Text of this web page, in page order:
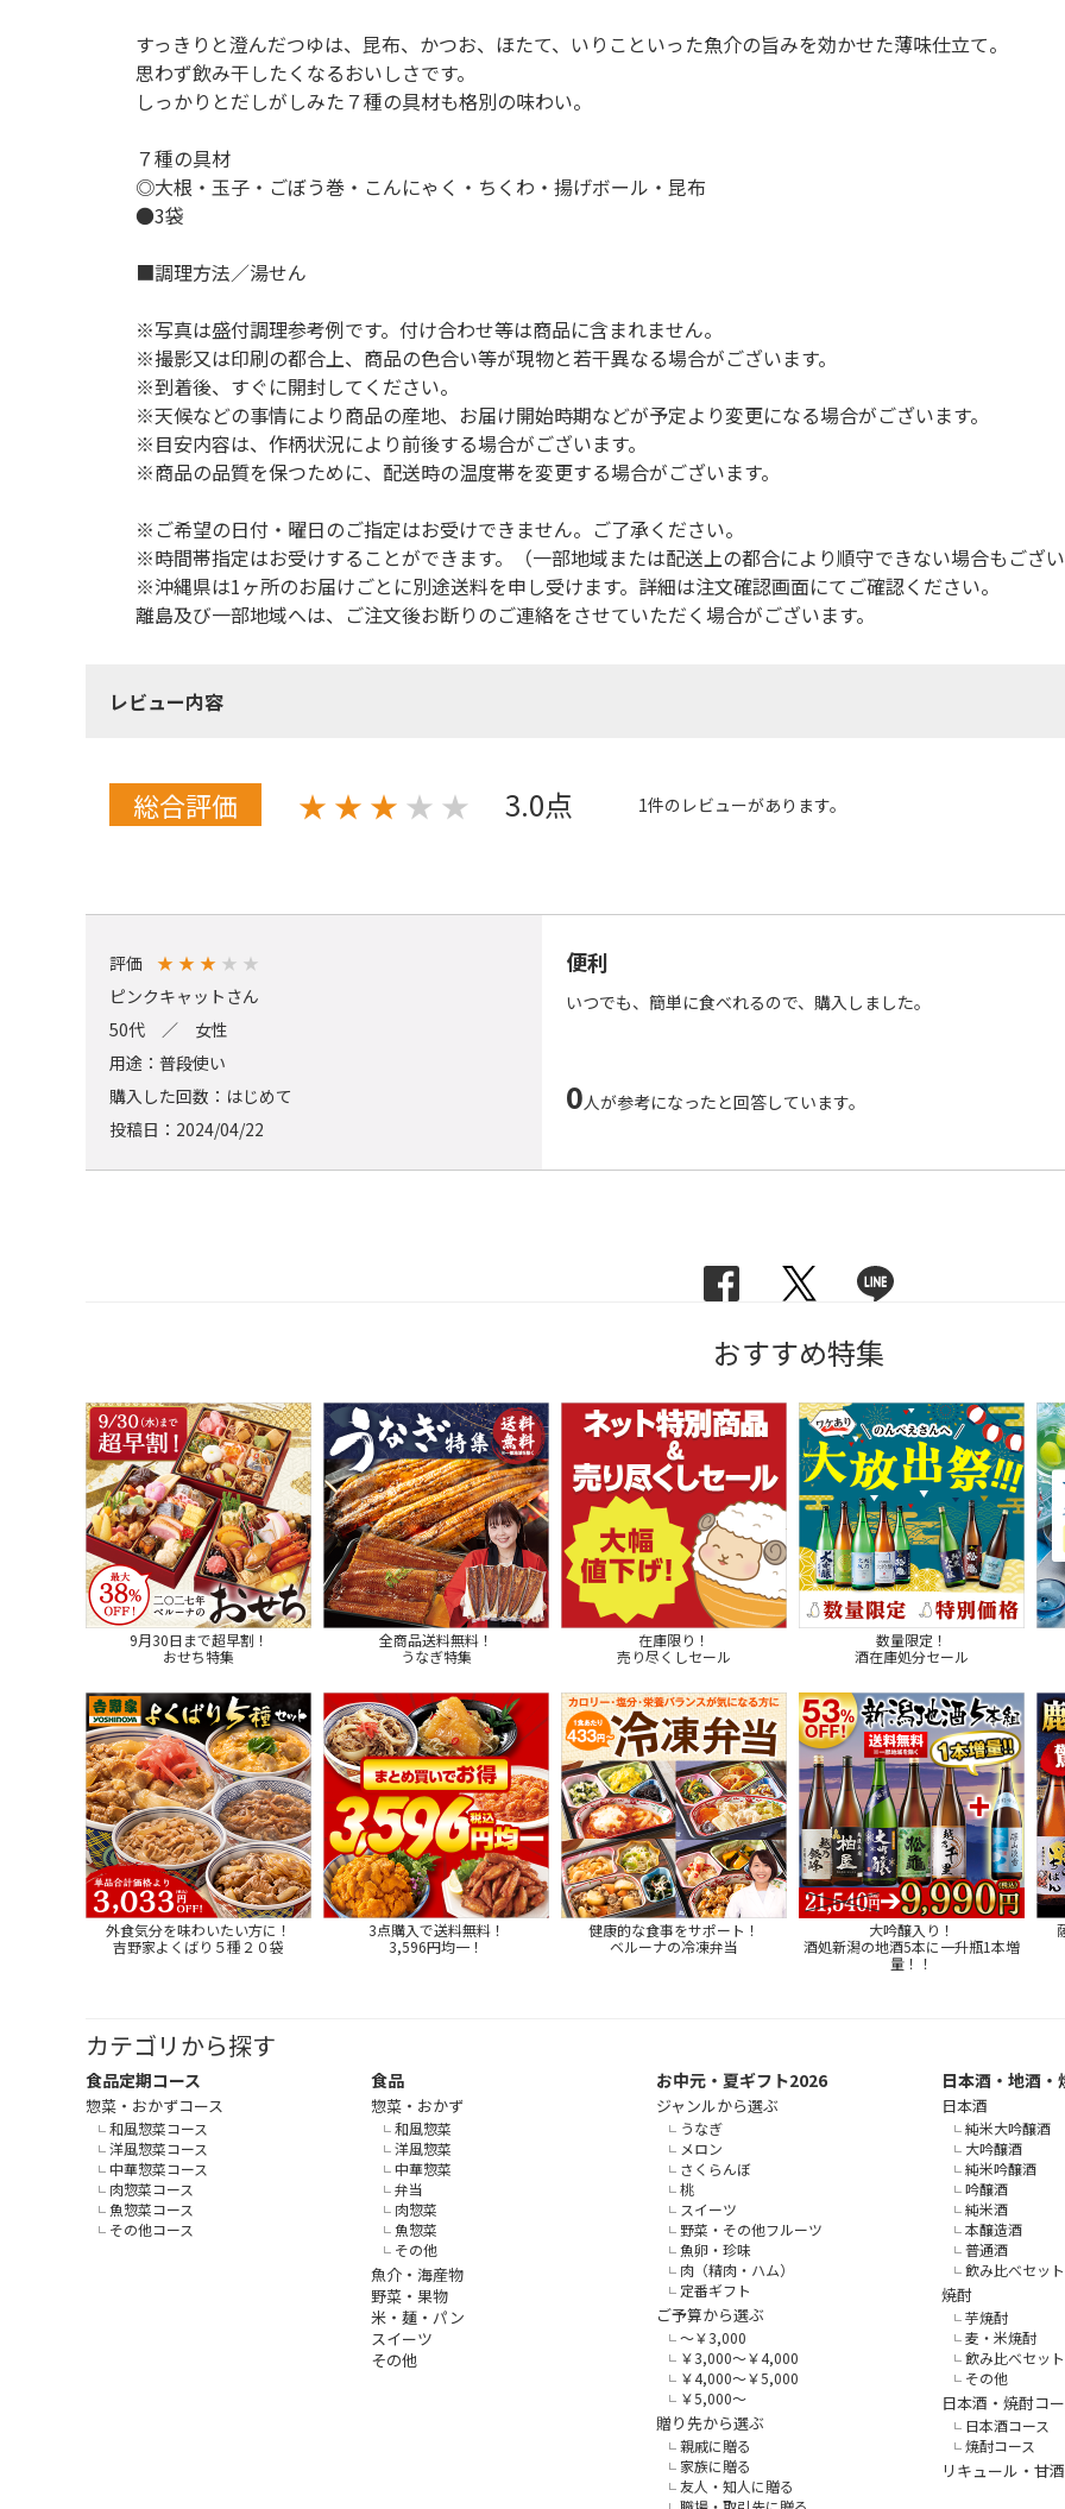
すっきりと澄んだつゆは、昆布、かつお、ほたて、いりこといった魚介の旨みを効かせた薄味仕立て。
思わず飲み干したくなるおいしさです。
しっかりとだしがしみた７種の具材も格別の味わい。
７種の具材
◎大根・玉子・ごぼう巻・こんにゃく・ちくわ・揚げボール・昆布
●3袋
■調理方法／湯せん
※写真は盛付調理参考例です。付け合わせ等は商品に含まれません。
※撮影又は印刷の都合上、商品の色合い等が現物と若干異なる場合がございます。
※到着後、すぐに開封してください。
※天候などの事情により商品の産地、お届け開始時期などが予定より変更になる場合がございます。
※目安内容は、作柄状況により前後する場合がございます。
※商品の品質を保つために、配送時の温度帯を変更する場合がございます。
※ご希望の日付・曜日のご指定はお受けできません。ご了承ください。
※時間帯指定はお受けすることができます。（一部地域または配送上の都合により順守できない場合もござい
※沖縄県は1ヶ所のお届けごとに別途送料を申し受けます。詳細は注文確認画面にてご確認ください。
離島及び一部地域へは、ご注文後お断りのご連絡をさせていただく場合がございます。
レビュー内容
総合評価 ★ ★ ★ ★ ★ 3.0点 1件のレビューがあります。
評価 ★ ★ ★ ★ ★
ピンクキャットさん
50代 ／ 女性
用途：普段使い
購入した回数：はじめて
投稿日：2024/04/22
便利
いつでも、簡単に食べれるので、購入しました。
0人が参考になったと回答しています。
おすすめ特集
9月30日まで超早割！
おせち特集
全商品送料無料！
うなぎ特集
在庫限り！
売り尽くしセール
数量限定！
酒在庫処分セール
外食気分を味わいたい方に！
吉野家よくばり５種２０袋
3点購入で送料無料！
3,596円均一！
健康的な食事をサポート！
ベルーナの冷凍弁当
大吟醸入り！
酒処新潟の地酒5本に一升瓶1本増
量！！
カテゴリから探す
食品定期コース
惣菜・おかずコース
和風惣菜コース
洋風惣菜コース
中華惣菜コース
肉惣菜コース
魚惣菜コース
その他コース
食品
惣菜・おかず
和風惣菜
洋風惣菜
中華惣菜
弁当
肉惣菜
魚惣菜
その他
魚介・海産物
野菜・果物
米・麺・パン
スイーツ
その他
お中元・夏ギフト2026
ジャンルから選ぶ
うなぎ
メロン
さくらんぼ
桃
スイーツ
野菜・その他フルーツ
魚卵・珍味
肉（精肉・ハム）
定番ギフト
ご予算から選ぶ
～￥3,000
￥3,000～￥4,000
￥4,000～￥5,000
￥5,000～
贈り先から選ぶ
親戚に贈る
家族に贈る
友人・知人に贈る
日本酒・地酒・
日本酒
純米大吟醸酒
大吟醸酒
純米吟醸酒
吟醸酒
純米酒
本醸造酒
普通酒
飲み比べセット
焼酎
芋焼酎
麦・米焼酎
飲み比べセット
その他
日本酒・焼酎コ
日本酒コース
焼酎コース
リキュール・甘酒